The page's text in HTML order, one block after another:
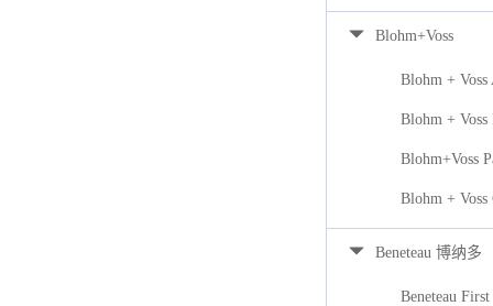
Blohm+Voss
Blohm + Voss
Blohm +
Blohm+Voss
Blohm + Voss
Beneteau 博纳多
Beneteau